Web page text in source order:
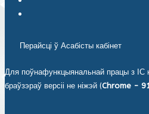
Перайсці ў Асабісты кабінет
Для поўнафункцыянальнай працы з ІС
браўзэраў версіі не ніжэй (Chrome -